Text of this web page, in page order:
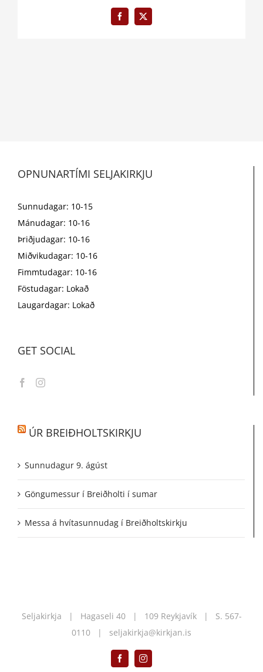
Facebook
X
OPNUNARTÍMI SELJAKIRKJU
Sunnudagar: 10-15
Mánudagar: 10-16
Þriðjudagar: 10-16
Miðvikudagar: 10-16
Fimmtudagar: 10-16
Föstudagar: Lokað
Laugardagar: Lokað
GET SOCIAL
ÚR BREIÐHOLTSKIRKJU
Sunnudagur 9. ágúst
Göngumessur í Breiðholti í sumar
Messa á hvítasunnudag í Breiðholtskirkju
Seljakirkja | Hagaseli 40 | 109 Reykjavík | S. 567-
0110 | seljakirkja@kirkjan.is
FacebookInstagram